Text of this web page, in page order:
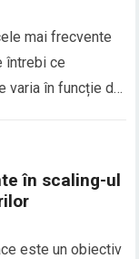
mai frecvente
întrebi ce
varia în funcție de
frica, trădarea
în scaling-ul
este un obiectiv